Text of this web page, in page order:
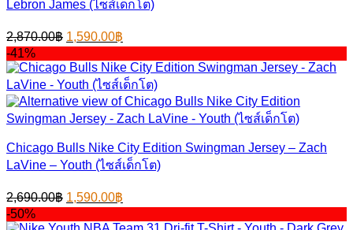
Lebron James (ไซส์เด็กโต)
2,870.00฿ Original
price
was:
2,870.00฿.
1,590.00฿
price
is:
1,590.00฿.
-41%
Chicago Bulls Nike City Edition Swingman Jersey – Zach
LaVine – Youth (ไซส์เด็กโต)
2,690.00฿ Original
price
was:
1,590.00฿
price
is:
-50%